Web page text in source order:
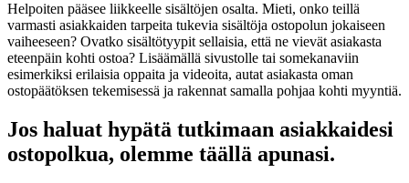
Helpoiten pääsee liikkeelle sisältöjen osalta. Mieti, onko teillä
varmasti asiakkaiden tarpeita tukevia sisältöja ostopolun jokaiseen
vaiheeseen? Ovatko sisältötyypit sellaisia, että ne vievät asiakasta
eteenpäin kohti ostoa? Lisäämällä sivustolle tai somekanaviin
esimerkiksi erilaisia oppaita ja videoita, autat asiakasta oman
ostopäätöksen tekemisessä ja rakennat samalla pohjaa kohti myyntiä.
Jos haluat hypätä tutkimaan asiakkaidesi
ostopolkua, olemme täällä apunasi.